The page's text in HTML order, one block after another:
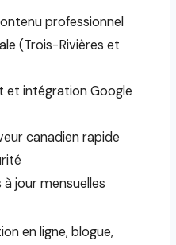
professionnel
(Trois-Rivières et
et intégration Google
canadien rapide
jour mensuelles
en ligne, blogue,